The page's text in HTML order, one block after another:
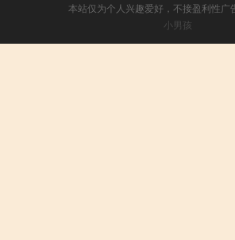
本站仅为个人兴趣爱好，不接盈利性广
小男孩